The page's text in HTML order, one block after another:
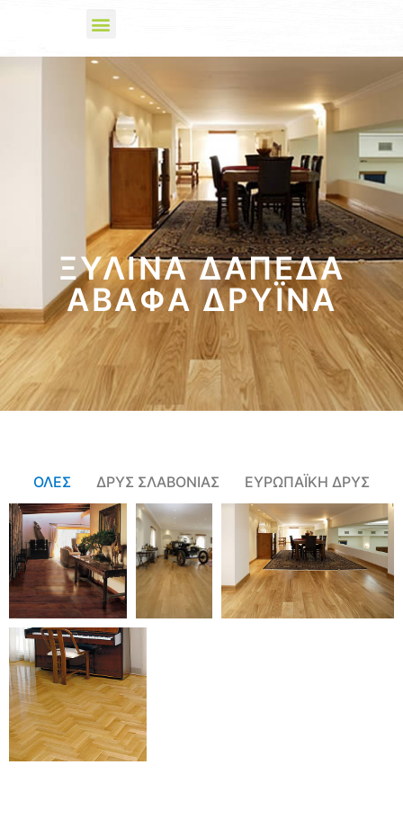
ΞΎΛΙΝΑ ΔΆΠΕΔΑ
ΆΒΑΦΑ ΔΡΎΙΝΑ
ΟΛΕΣ ΔΡΥΣ ΣΛΑΒΟΝΙΑΣ ΕΥΡΩΠΑΪΚΗ ΔΡΥΣ